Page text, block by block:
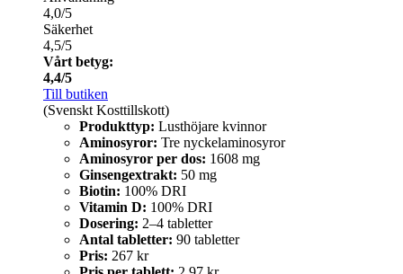
4,0/5
Säkerhet
4,5/5
Vårt betyg:
4,4/5
Till butiken
(Svenskt Kosttillskott)
Produkttyp: Lusthöjare kvinnor
Aminosyror: Tre nyckelaminosyror
Aminosyror per dos: 1608 mg
Ginsengextrakt: 50 mg
Biotin: 100% DRI
Vitamin D: 100% DRI
Dosering: 2–4 tabletter
Antal tabletter: 90 tabletter
Pris: 267 kr